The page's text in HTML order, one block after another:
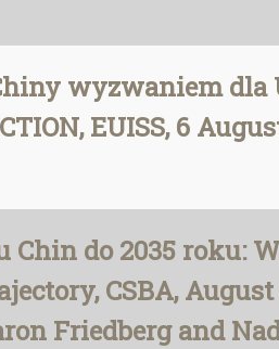
wyzwaniem dla
EUISS, 6
Chin do 2035 roku:
CSBA,
Friedberg and